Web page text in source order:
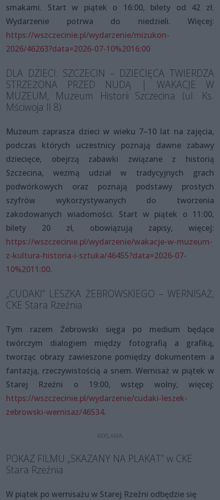
smakami. Start w piątek o 16:00, bilety od 42 zł.
Wydarzenie potrwa do niedzieli. Więcej:
https://wszczecinie.pl/wydarzenie/mizukon-
2026/46263?data=2026-07-10%2016:00
DLA DZIECI: SZCZECIN – DZIECIĘCA TWIERDZA
STRZEŻONA PRZED NUDĄ | WAKACJE W
MUZEUM, Muzeum Historii Szczecina (ul. Ks.
Mściwoja II 8)
Muzeum zaprasza dzieci w wieku 7–10 lat na zajęcia,
podczas których uczestnicy poznają dawne zabawy
dziecięce, obejrzą zabawki związane z historią
Szczecina, wezmą udział w tradycyjnych grach
podwórkowych oraz poznają podstawy prostych
szyfrów wykorzystywanych do tworzenia
zakodowanych wiadomości. Start w piątek o 11:00,
bilety 20 zł, obowiązują zapisy, więcej:
https://wszczecinie.pl/wydarzenie/wakacje-w-muzeum-
z-kultura-historia-i-sztuka/46455?data=2026-07-
10%2011:00.
„CUDAKI” LESZKA ŻEBROWSKIEGO – WERNISAŻ,
CKE Stara Rzeźnia
Tym razem Żebrowski sięga po medium będące
twórczym dialogiem między fotografią a grafiką,
tworząc obrazy zawieszone pomiędzy dokumentem a
fantazją, rzeczywistością a snem. Wernisaż w piątek w
Starej Rzeźni o 19:00, wstęp wolny, więcej:
https://wszczecinie.pl/wydarzenie/cudaki-leszek-
zebrowski-wernisaz/46534.
POKAZ FILMU „SKAZANY NA PLAKAT” w CKE
Stara Rzeźnia
W piątek po wernisażu w Starej Rzeźni odbędzie się